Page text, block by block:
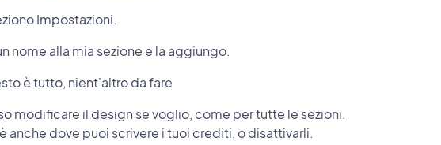
Impostazioni.
nome alla mia sezione e la aggiungo.
è tutto, nient'altro da fare
modificare il design se voglio, come per tutte le sezioni.
anche dove puoi scrivere i tuoi crediti, o disattivarli.